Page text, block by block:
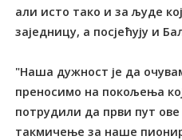
али исто тако и за људе
заједницу, а посјећују и
"Наша дужност је да
преносимо на покољења
потрудили да први пут ове
такмичење за наше